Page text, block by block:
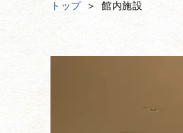
トップ 館内施設